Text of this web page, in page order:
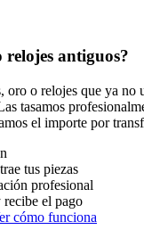
relojes antiguos?
oro o relojes que ya no
tasamos
el importe por
tus piezas
profesional
el pago
cómo funciona